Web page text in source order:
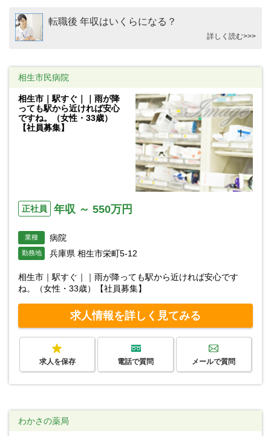
転職後 年収はいくらになる？
詳しく読む>>>
相生市民病院
相生市｜駅すぐ｜｜雨が降
っても駅から近ければ安心
ですね。（女性・33歳）
【社員募集】
正社員 年収 ～ 550万円
業種 病院
勤務地 兵庫県 相生市栄町5-12
相生市｜駅すぐ｜｜雨が降っても駅から近ければ安心です
ね。（女性・33歳）【社員募集】
求人情報を詳しく見てみる
求人を保存 電話で質問 メールで質問
わかさの薬局